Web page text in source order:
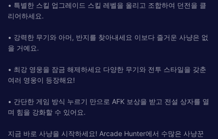
• 특별한 스킬 업그레이드 스킬 레벨을 올리고 조합하여 던전을 클
리어하세요.
• 강력한 무기와 아머, 반지를 찾아내세요 이보다 즐거운 사냥은 없
을 거예요.
• 최강 영웅을 잠금 해제하세요 다양한 무기와 전투 스타일을 갖춘
여러 영웅이 등장해요!
• 간단한 게임 방식 누르기 만으로 AFK 보상을 받고 전설 상자를 열
며 힘을 강화할 수 있어요.
지금 바로 사냥을 시작하세요! Arcade Hunter에서 수많은 사냥꾼